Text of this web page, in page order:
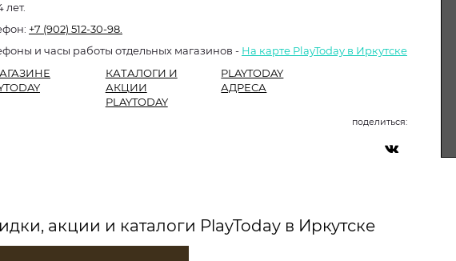
лет.
+7 (902) 512-30-98.
и часы работы отдельных магазинов - На карте PlayToday в Иркутске
КАТАЛОГИ И
АКЦИИ
PLAYTODAY
PLAYTODAY
АДРЕСА
поделиться:
акции и каталоги PlayToday в Иркутске